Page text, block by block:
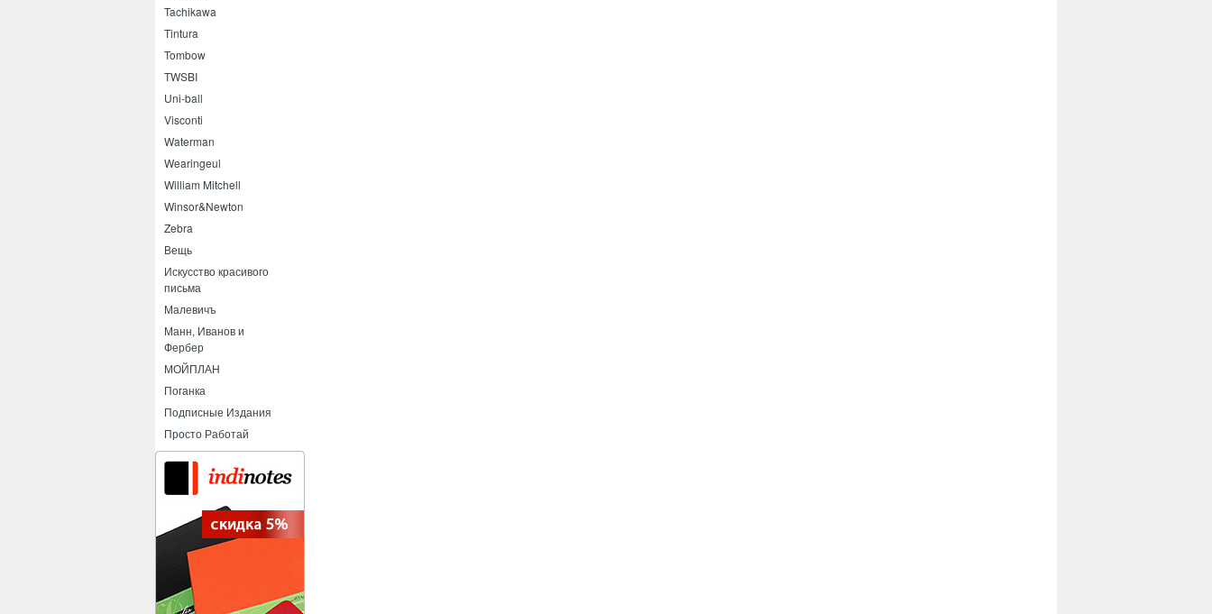
Tachikawa
Tintura
Tombow
TWSBI
Uni-ball
Visconti
Waterman
Wearingeul
William Mitchell
Winsor&Newton
Zebra
Вещь
Искусство красивого
письма
Малевичъ
Манн, Иванов и
Фербер
МОЙПЛАН
Поганка
Подписные Издания
Просто Работай